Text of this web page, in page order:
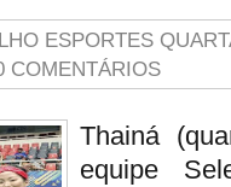
ESPORTES
COMENTÁRIOS
Thainá
equipe